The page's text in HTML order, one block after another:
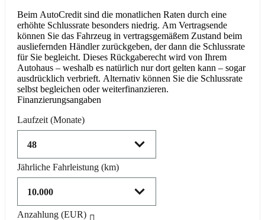
Beim AutoCredit sind die monatlichen Raten durch eine
erhöhte Schlussrate besonders niedrig. Am Vertragsende
können Sie das Fahrzeug in vertragsgemäßem Zustand beim
ausliefernden Händler zurückgeben, der dann die Schlussrate
für Sie begleicht. Dieses Rückgaberecht wird von Ihrem
Autohaus – weshalb es natürlich nur dort gelten kann – sogar
ausdrücklich verbrieft. Alternativ können Sie die Schlussrate
selbst begleichen oder weiterfinanzieren.
Finanzierungsangaben
Laufzeit (Monate)
Jährliche Fahrleistung (km)
Anzahlung (EUR)